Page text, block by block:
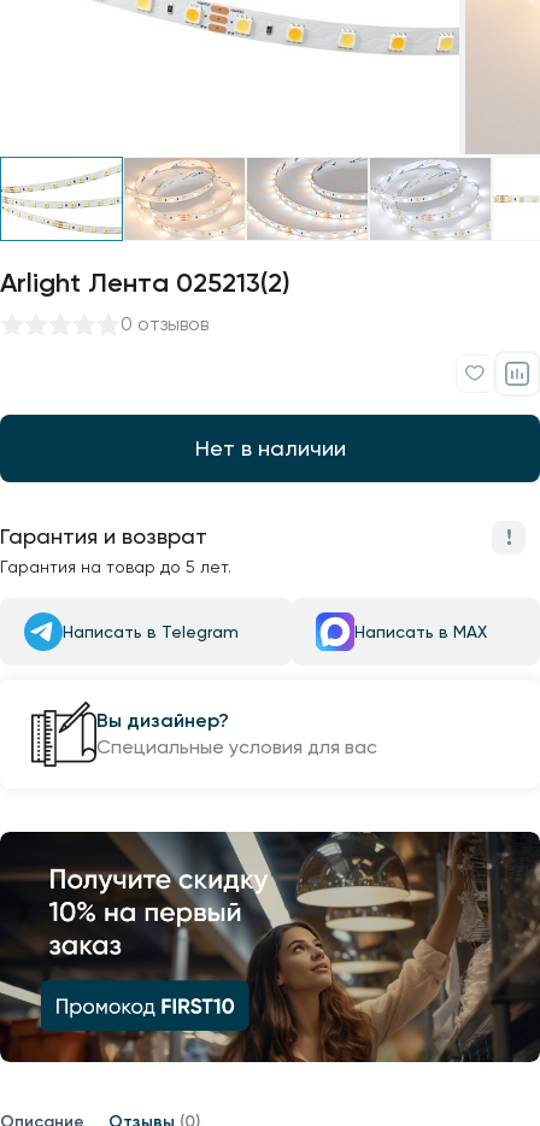
Arlight Лента 025213(2)
0 отзывов
Нет в наличии
Гарантия и возврат
Гарантия на товар до 5 лет.
Написать в Telegram Написать в MAX
Вы дизайнер?
Специальные условия для вас
Описание Отзывы (0)
Профили для ленты